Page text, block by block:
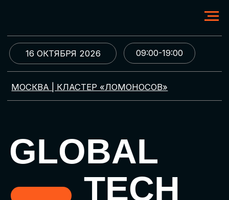
МОСКВА | КЛАСТЕР «ЛОМОНОСОВ»
GLOBAL
TECH
FORUM
Цифровая трансформация
09:00-19:00
16 ОКТЯБРЯ 2026